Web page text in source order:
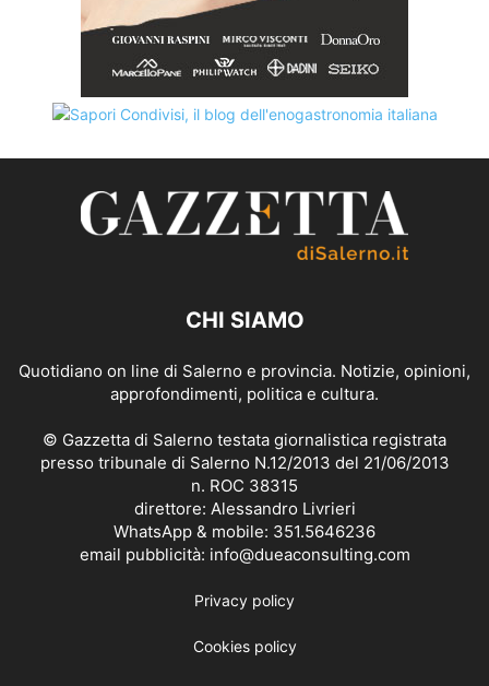
CHI SIAMO
Quotidiano on line di Salerno e provincia. Notizie, opinioni,
approfondimenti, politica e cultura.
© Gazzetta di Salerno testata giornalistica registrata
presso tribunale di Salerno N.12/2013 del 21/06/2013
n. ROC 38315
direttore: Alessandro Livrieri
WhatsApp & mobile: 351.5646236
email pubblicità: info@dueaconsulting.com
Privacy policy
Cookies policy